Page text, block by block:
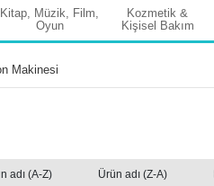
Kitap, Müzik, Film,
Oyun
Kozmetik &
Kişisel Bakım
Makinesi
adı (A-Z) Ürün adı (Z-A)